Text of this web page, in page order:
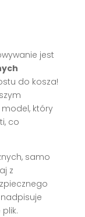
jest
do kosza!
model, który
co
samo
z